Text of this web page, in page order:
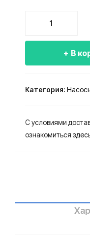
Насос
6-
140
В
Категория:
С условиями
ознакомиться